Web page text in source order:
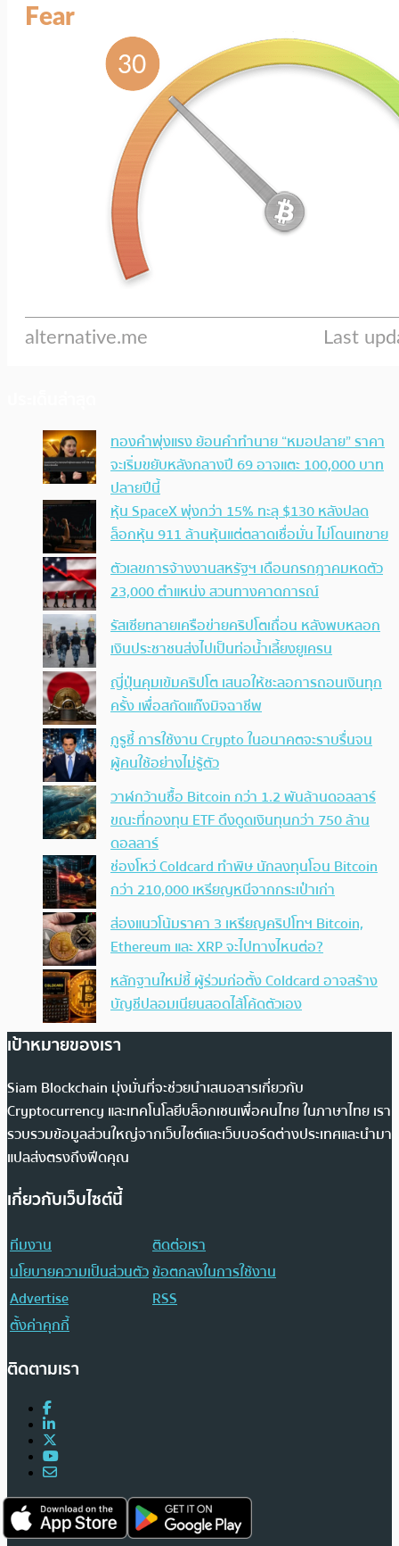
ทองคำพุ่งแรง ย้อนคำทำนาย “หมอปลาย” ราคา
จะเริ่มขยับหลังกลางปี 69 อาจแตะ 100,000 บาท
ปลายปีนี้
หุ้น SpaceX พุ่งกว่า 15% ทะลุ $130 หลังปลด
ล็อกหุ้น 911 ล้านหุ้นแต่ตลาดเชื่อมั่น ไม่โดนเทขาย
ตัวเลขการจ้างงานสหรัฐฯ เดือนกรกฎาคมหดตัว
23,000 ตำแหน่ง สวนทางคาดการณ์
รัสเซียทลายเครือข่ายคริปโตเถื่อน หลังพบหลอก
เงินประชาชนส่งไปเป็นท่อน้ำเลี้ยงยูเครน
ญี่ปุ่นคุมเข้มคริปโต เสนอให้ชะลอการถอนเงินทุก
ครั้ง เพื่อสกัดแก๊งมิจฉาชีพ
กูรูชี้ การใช้งาน Crypto ในอนาคตจะราบรื่นจน
ผู้คนใช้อย่างไม่รู้ตัว
วาฬกว้านซื้อ Bitcoin กว่า 1.2 พันล้านดอลลาร์
ขณะที่กองทุน ETF ดึงดูดเงินทุนกว่า 750 ล้าน
ดอลลาร์
ช่องโหว่ Coldcard ทำพิษ นักลงทุนโอน Bitcoin
กว่า 210,000 เหรียญหนีจากกระเป๋าเก่า
ส่องแนวโน้มราคา 3 เหรียญคริปโทฯ Bitcoin,
Ethereum และ XRP จะไปทางไหนต่อ?
หลักฐานใหม่ชี้ ผู้ร่วมก่อตั้ง Coldcard อาจสร้าง
บัญชีปลอมเนียนสอดไส้โค้ดตัวเอง
เป้าหมายของเรา
Siam Blockchain มุ่งมั่นที่จะช่วยนำเสนอสารเกี่ยวกับ
Cryptocurrency และเทคโนโลยีบล็อกเชนเพื่อคนไทย ในภาษาไทย เรา
รวบรวมข้อมูลส่วนใหญ่จากเว็บไซต์และเว็บบอร์ดต่างประเทศและนำมา
แปลส่งตรงถึงฟีดคุณ
เกี่ยวกับเว็บไซต์นี้
ทีมงาน
ติดต่อเรา
นโยบายความเป็นส่วนตัวข้อตกลงในการใช้งาน
Advertise
RSS
ตั้งค่าคุกกี้
ติดตามเรา